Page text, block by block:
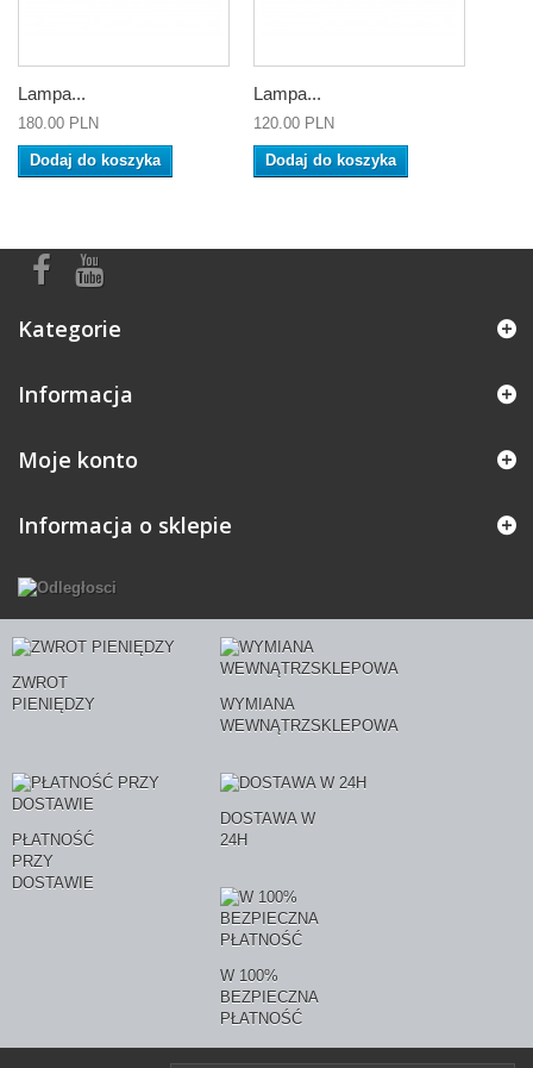
Lampa...
180.00 PLN
Dodaj do koszyka
Lampa...
120.00 PLN
Dodaj do koszyka
Kategorie
Informacja
Moje konto
Informacja o sklepie
ZWROT
PIENIĘDZY
WYMIANA
WEWNĄTRZSKLEPOWA
PŁATNOŚĆ
PRZY
DOSTAWIE
DOSTAWA W
24H
W 100%
BEZPIECZNA
PŁATNOŚĆ